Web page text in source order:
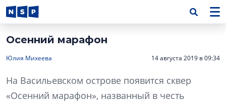
Осенний марафон
Юлия Михеева 14 августа 2019 в 09:34
На Васильевском острове появится сквер
«Осенний марафон», названный в честь